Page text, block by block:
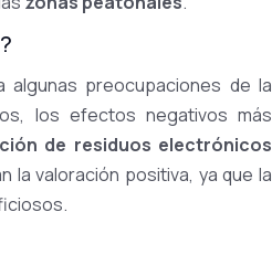
preocupaciones de la
los efectos negativos más
de residuos electrónicos
la valoración positiva, ya que la